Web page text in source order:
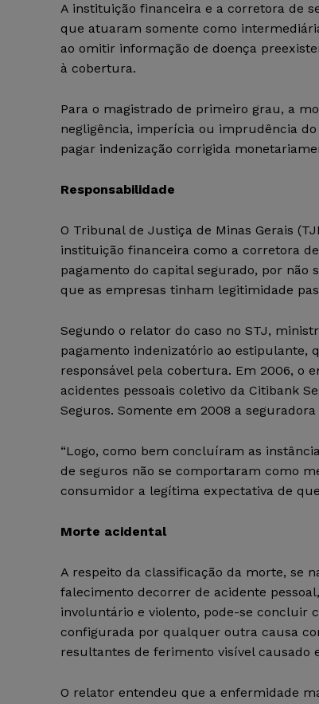
A instituição financeira e a corretora de
que atuaram somente como
ao omitir informação de doença
à cobertura.
Para o magistrado de primeiro grau, a
negligência, imperícia ou imprudência
pagar indenização corrigida
Responsabilidade
O Tribunal de Justiça de Minas Gerais
instituição financeira como a corretora
pagamento do capital segurado, por
que as empresas tinham legitimidade
Segundo o relator do caso no STJ,
pagamento indenizatório ao estipulante,
responsável pela cobertura. Em 2006, o
acidentes pessoais coletivo da Citibank
Seguros. Somente em 2008 a
“Logo, como bem concluíram as
de seguros não se comportaram como
consumidor a legítima expectativa de
Morte acidental
A respeito da classificação da morte, se
falecimento decorrer de acidente
involuntário e violento, pode-se concluir
configurada por qualquer outra causa
resultantes de ferimento visível causado
O relator entendeu que a enfermidade